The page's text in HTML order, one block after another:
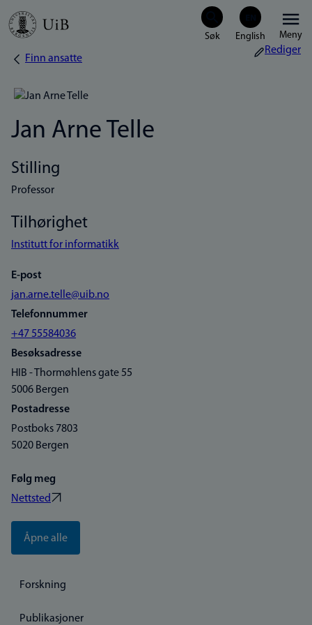
Hopp
Meny
Navigasjonssti
Finn ansatte
Rediger
Jan Arne Telle
Stilling
Professor
Tilhørighet
Institutt for informatikk
E-post
jan.arne.telle@uib.no
Telefonnummer
+47 55584036
Besøksadresse
HIB - Thormøhlens gate 55
5006 Bergen
Postadresse
Postboks 7803
5020 Bergen
Følg meg
Nettsted
Åpne alle
Forskning
Publikasjoner